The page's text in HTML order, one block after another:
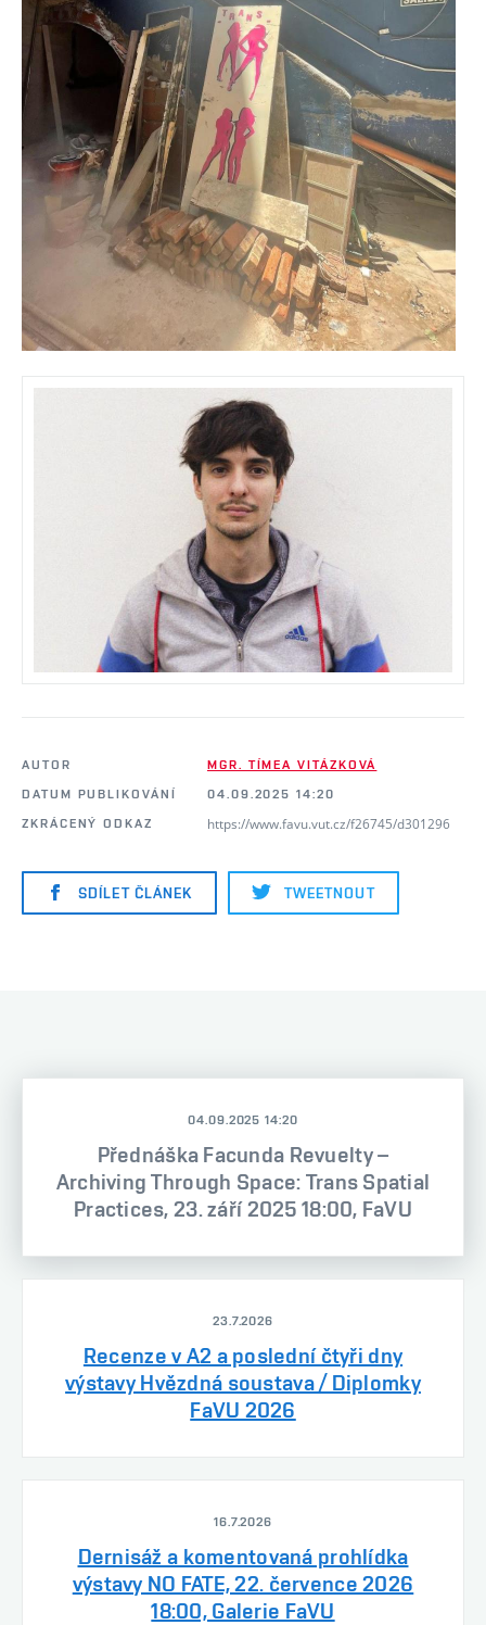
AUTOR
MGR. TÍMEA VITÁZKOVÁ
DATUM PUBLIKOVÁNÍ
04.09.2025 14:20
ZKRÁCENÝ ODKAZ
https://www.favu.vut.cz/f26745/d301296
SDÍLET ČLÁNEK TWEETNOUT
04.09.2025 14:20
Přednáška Facunda Revuelty –
Archiving Through Space: Trans Spatial
Practices, 23. září 2025 18:00, FaVU
23.7.2026
Recenze v A2 a poslední čtyři dny
výstavy Hvězdná soustava / Diplomky
FaVU 2026
16.7.2026
Dernisáž a komentovaná prohlídka
výstavy NO FATE, 22. července 2026
18:00, Galerie FaVU